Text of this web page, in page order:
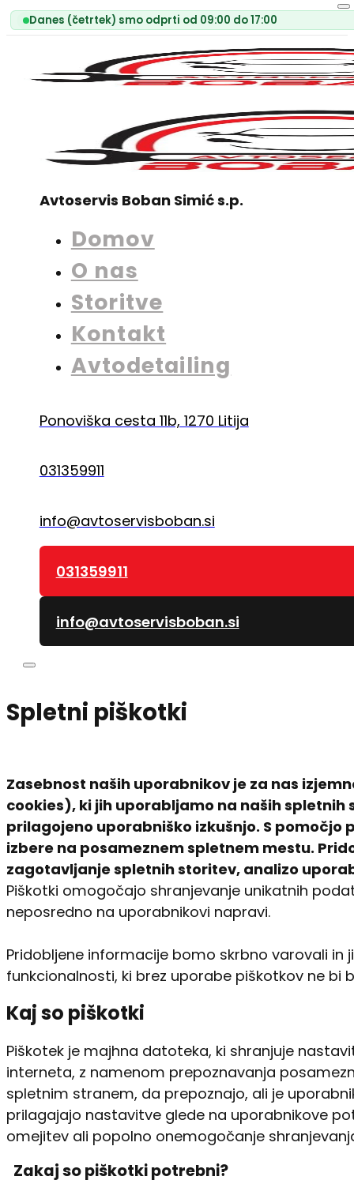
Danes (četrtek) smo odprti od 09:00 do 17:00
Avtoservis Boban Simić s.p.
Domov
O nas
Storitve
Kontakt
Avtodetailing
Ponoviška cesta 11b, 1270 Litija
031359911
info@avtoservisboban.si
031359911
info@avtoservisboban.si
Spletni piškotki
Zasebnost naših uporabnikov je za nas
cookies), ki jih uporabljamo na naših
prilagojeno uporabniško izkušnjo. S
izbere na posameznem spletnem mestu.
zagotavljanje spletnih storitev, analizo
Piškotki omogočajo shranjevanje unikatnih
neposredno na uporabnikovi napravi.
Pridobljene informacije bomo skrbno varovali
funkcionalnosti, ki brez uporabe piškotkov ne bi
Kaj so piškotki
Piškotek je majhna datoteka, ki shranjuje
interneta, z namenom prepoznavanja
spletnim stranem, da prepoznajo, ali je
prilagajajo nastavitve glede na uporabnikove
omejitev ali popolno onemogočanje
Zakaj so piškotki potrebni?